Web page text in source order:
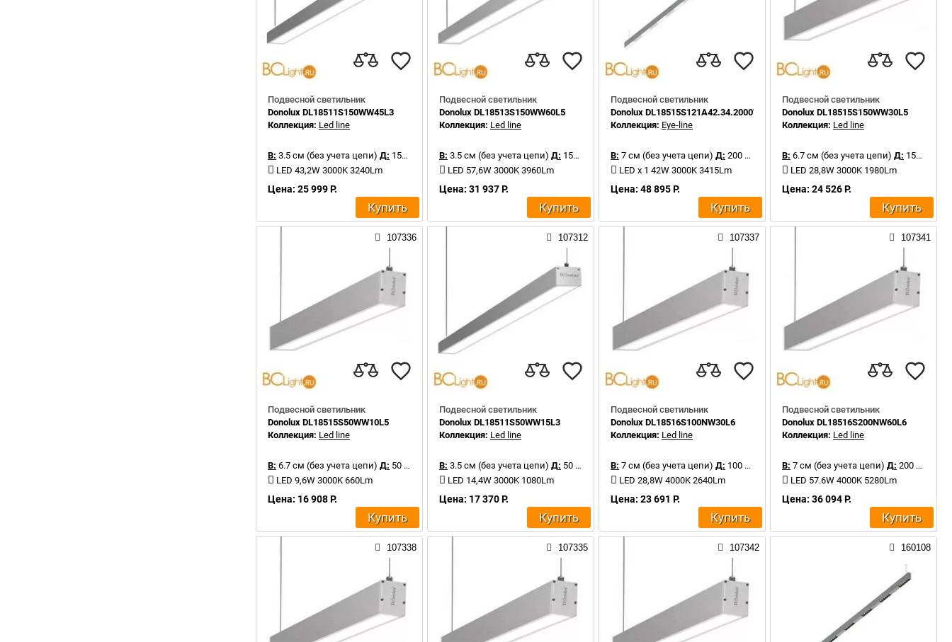
Подвесной светильник
Donolux DL18511S150WW45L3
Коллекция: Led line
В: 3.5 см (без учета цепи) Д: 150 см
LED 43,2W 3000K 3240Lm
Цена: 25 999 Р.
Купить
Подвесной светильник
Donolux DL18513S150WW60L5
Коллекция: Led line
В: 3.5 см (без учета цепи) Д: 150 см
LED 57,6W 3000K 3960Lm
Цена: 31 937 Р.
Купить
Подвесной светильник
Donolux DL18515S121A42.34.2000WW
Коллекция: Eye-line
В: 7 см (без учета цепи) Д: 200 см
LED x 1 42W 3000K 3415Lm
Цена: 48 895 Р.
Купить
Подвесной светильник
Donolux DL18515S150WW30L5
Коллекция: Led line
В: 6.7 см (без учета цепи) Д: 150 см
LED 28,8W 3000K 1980Lm
Цена: 24 526 Р.
Купить
107336
Подвесной светильник
Donolux DL18515S50WW10L5
Коллекция: Led line
В: 6.7 см (без учета цепи) Д: 50 см
LED 9,6W 3000K 660Lm
Цена: 16 908 Р.
Купить
107312
Подвесной светильник
Donolux DL18511S50WW15L3
Коллекция: Led line
В: 3.5 см (без учета цепи) Д: 50 см
LED 14,4W 3000K 1080Lm
Цена: 17 370 Р.
Купить
107337
Подвесной светильник
Donolux DL18516S100NW30L6
Коллекция: Led line
В: 7 см (без учета цепи) Д: 100 см
LED 28,8W 4000K 2640Lm
Цена: 23 691 Р.
Купить
107341
Подвесной светильник
Donolux DL18516S200NW60L6
Коллекция: Led line
В: 7 см (без учета цепи) Д: 200 см
LED 57.6W 4000K 5280Lm
Цена: 36 094 Р.
Купить
107338 107335 107342 160108